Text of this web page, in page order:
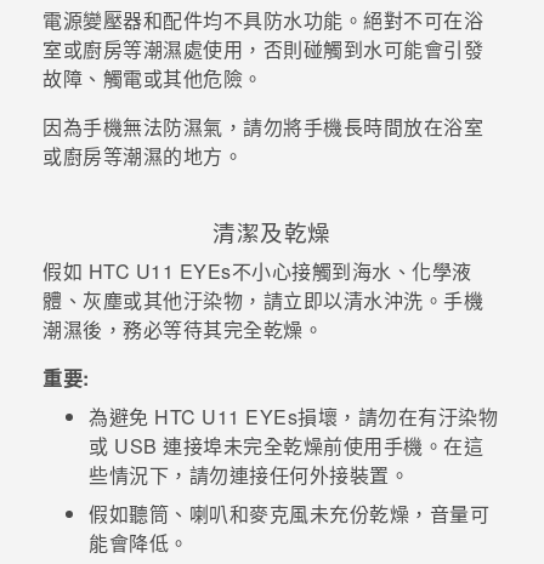
電源變壓器和配件均不具防水功能。絕對不可在浴
室或廚房等潮濕處使用，否則碰觸到水可能會引發
故障、觸電或其他危險。
因為手機無法防濕氣，請勿將手機長時間放在浴室
或廚房等潮濕的地方。
清潔及乾燥
假如 HTC U11 EYEs不小心接觸到海水、化學液
體、灰塵或其他汙染物，請立即以清水沖洗。手機
潮濕後，務必等待其完全乾燥。
重要:
為避免 HTC U11 EYEs損壞，請勿在有汙染物
或 USB 連接埠未完全乾燥前使用手機。在這
些情況下，請勿連接任何外接裝置。
假如聽筒、喇叭和麥克風未充份乾燥，音量可
能會降低。